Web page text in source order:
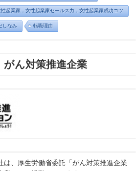
性起業家，女性起業家セールス力，女性起業家成功コツ
しなみ 転職理由
ん対策推進企業
は、厚生労働省委託「がん対策推進企業